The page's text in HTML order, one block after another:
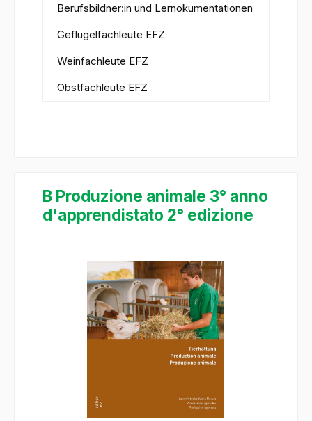
Berufsbildner:in und Lernokumentationen
Geflügelfachleute EFZ
Weinfachleute EFZ
Obstfachleute EFZ
B Produzione animale 3° anno
d'apprendistato 2° edizione
Bildergalerie überspringen